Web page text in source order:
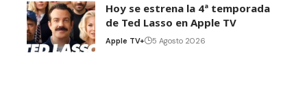
Hoy se estrena la 4ª temporada
de Ted Lasso en Apple TV
Apple TV+ 5 Agosto 2026